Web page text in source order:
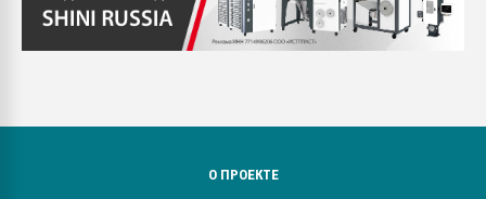
О ПРОЕКТЕ